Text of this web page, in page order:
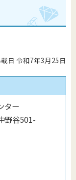
日 令和7年3月25日
ター
野谷501-